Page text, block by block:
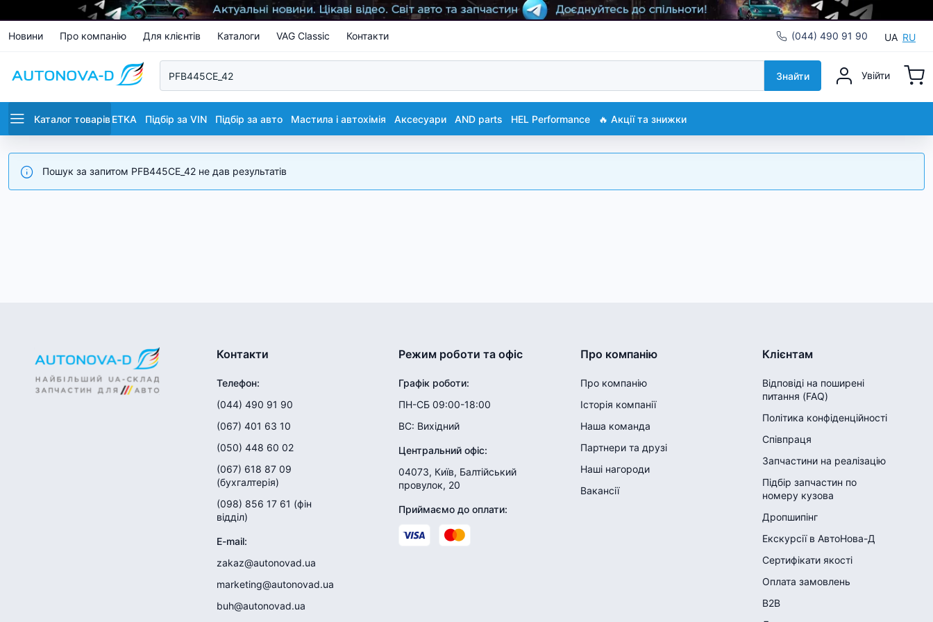
Новини Про компанію Для клієнтів Каталоги VAG Classic Контакти (044) 490 91 90 UA RU
Знайти Увійти
Каталог товарівETKA Підбір за VIN Підбір за авто Мастила і автохімія Аксесуари AND parts HEL Performance 🔥 Акції та знижки
Пошук за запитом PFB445CE_42 не дав результатів
Контакти
Телефон:
(044) 490 91 90
(067) 401 63 10
(050) 448 60 02
(067) 618 87 09
(бухгалтерія)
(098) 856 17 61 (фін
відділ)
E-mail:
zakaz@autonovad.ua
marketing@autonovad.ua
buh@autonovad.ua
Режим роботи та офіс
Графік роботи:
ПН-СБ 09:00-18:00
ВС: Вихідний
Центральний офіс:
04073, Київ, Балтійський
провулок, 20
Приймаємо до оплати:
Про компанію
Про компанію
Історія компанії
Наша команда
Партнери та друзі
Наші нагороди
Вакансії
Клієнтам
Відповіді на поширені
питання (FAQ)
Політика конфіденційності
Співпраця
Запчастини на реалізацію
Підбір запчастин по
номеру кузова
Дропшипінг
Екскурсії в АвтоНова-Д
Сертифікати якості
Оплата замовлень
B2B